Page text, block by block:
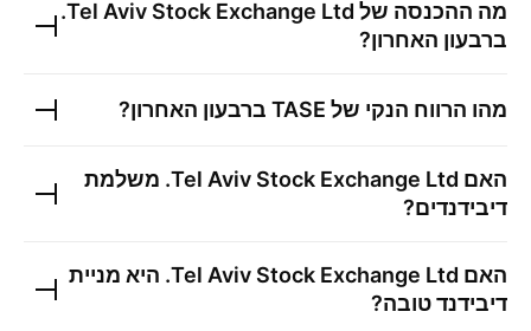
מה ההכנסה של Tel Aviv Stock Exchange Ltd.
ברבעון האחרון?
מהו הרווח הנקי של TASE ברבעון האחרון?
האם Tel Aviv Stock Exchange Ltd. משלמת
דיבידנדים?
האם Tel Aviv Stock Exchange Ltd. היא מניית
דיבידנד טובה?